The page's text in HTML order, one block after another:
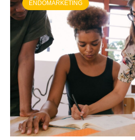
ENDOMARKETING